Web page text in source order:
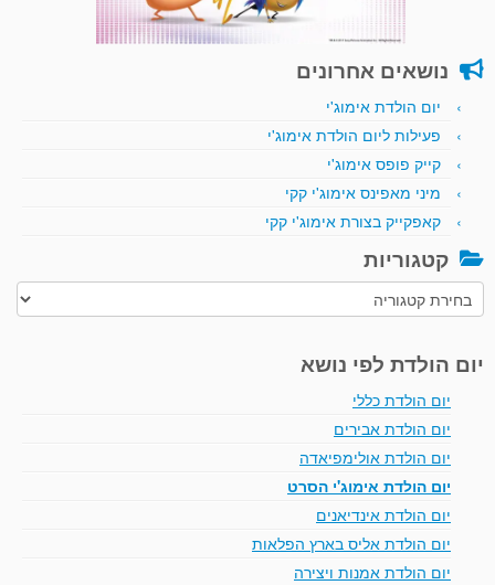
נושאים אחרונים
יום הולדת אימוג'י
פעילות ליום הולדת אימוג'י
קייק פופס אימוג'י
מיני מאפינס אימוג'י קקי
קאפקייק בצורת אימוג'י קקי
קטגוריות
קטגוריות
יום הולדת לפי נושא
יום הולדת כללי
יום הולדת אבירים
יום הולדת אולימפיאדה
יום הולדת אימוג'י הסרט
יום הולדת אינדיאנים
יום הולדת אליס בארץ הפלאות
יום הולדת אמנות ויצירה